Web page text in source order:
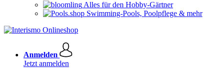
Alles für den Hobby-Gärtner
Swimming-Pools, Poolpflege & mehr
Anmelden
Jetzt anmelden